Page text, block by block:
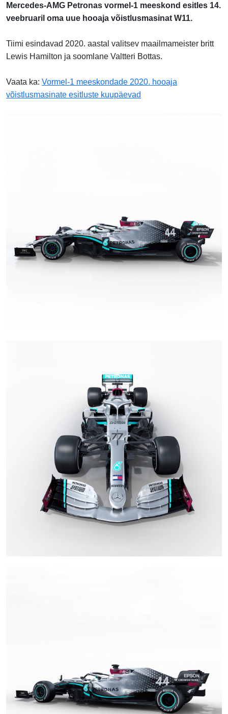
Mercedes-AMG Petronas vormel-1 meeskond esitles 14.
veebruaril oma uue hooaja võistlusmasinat W11.
Tiimi esindavad 2020. aastal valitsev maailmameister britt
Lewis Hamilton ja soomlane Valtteri Bottas.
Vaata ka: Vormel-1 meeskondade 2020. hooaja
võistlusmasinate esitluste kuupäevad